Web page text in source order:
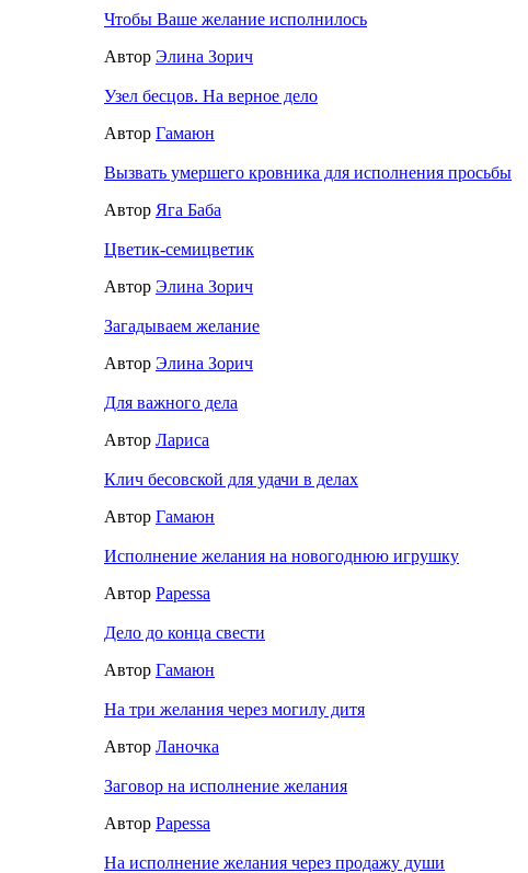
Чтобы Ваше желание исполнилось
Автор Элина Зорич
Узел бесцов. На верное дело
Автор Гамаюн
Вызвать умершего кровника для исполнения просьбы
Автор Яга Баба
Цветик-семицветик
Автор Элина Зорич
Загадываем желание
Автор Элина Зорич
Для важного дела
Автор Лариса
Клич бесовской для удачи в делах
Автор Гамаюн
Исполнение желания на новогоднюю игрушку
Автор Papessa
Дело до конца свести
Автор Гамаюн
На три желания через могилу дитя
Автор Ланочка
Заговор на исполнение желания
Автор Papessa
На исполнение желания через продажу души